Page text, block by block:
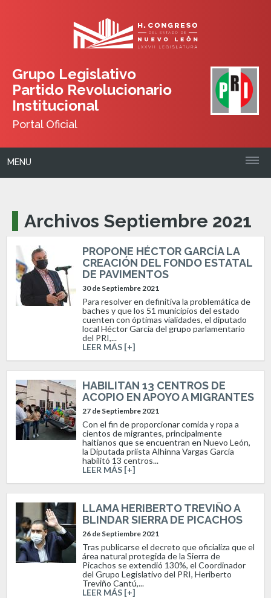
Grupo Legislativo
Partido Revolucionario
Institucional
Portal Oficial
MENU
Archivos Septiembre 2021
PROPONE HÉCTOR GARCÍA LA
CREACIÓN DEL FONDO ESTATAL
DE PAVIMENTOS
30 de Septiembre 2021
Para resolver en definitiva la problemática de
baches y que los 51 municipios del estado
cuenten con óptimas vialidades, el diputado
local Héctor García del grupo parlamentario
del PRI,...
LEER MÁS [+]
HABILITAN 13 CENTROS DE
ACOPIO EN APOYO A MIGRANTES
27 de Septiembre 2021
Con el fin de proporcionar comida y ropa a
cientos de migrantes, principalmente
haitianos que se encuentran en Nuevo León,
la Diputada priísta Alhinna Vargas García
habilitó 13 centros...
LEER MÁS [+]
LLAMA HERIBERTO TREVIÑO A
BLINDAR SIERRA DE PICACHOS
26 de Septiembre 2021
Tras publicarse el decreto que oficializa que el
área natural protegida de la Sierra de
Picachos se extendió 130%, el Coordinador
del Grupo Legislativo del PRI, Heriberto
Treviño Cantú,...
LEER MÁS [+]